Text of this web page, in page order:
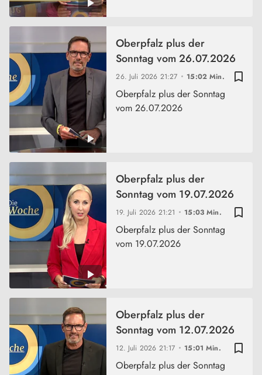
bookmark_border
26. Juli 2026 21:27 15:02 Min.
Oberpfalz plus der
Sonntag vom 26.07.2026
Oberpfalz plus der Sonntag
vom 26.07.2026
bookmark_border
19. Juli 2026 21:21 15:03 Min.
Oberpfalz plus der
Sonntag vom 19.07.2026
Oberpfalz plus der Sonntag
vom 19.07.2026
bookmark_border
12. Juli 2026 21:17 15:01 Min.
Oberpfalz plus der
Sonntag vom 12.07.2026
Oberpfalz plus der Sonntag